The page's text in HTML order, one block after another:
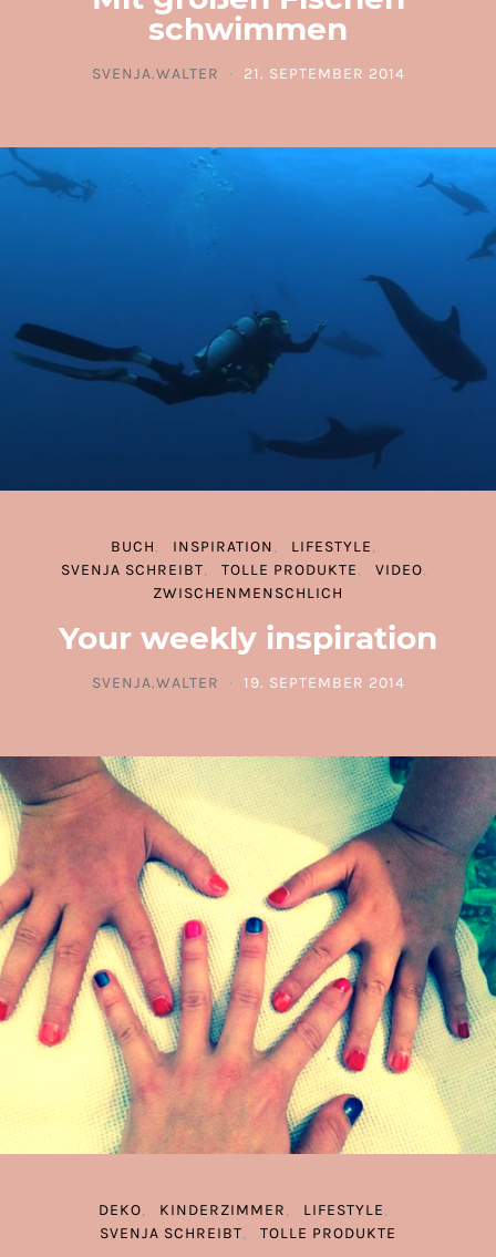
schwimmen
SVENJA.WALTER
POSTED ON
21. SEPTEMBER 2014
BUCH INSPIRATION
LIFESTYLE
SVENJA SCHREIBT
TOLLE PRODUKTE
VIDEO
ZWISCHENMENSCHLICH
Your weekly inspiration
SVENJA.WALTER
POSTED ON
19. SEPTEMBER 2014
DEKO KINDERZIMMER
LIFESTYLE
SVENJA SCHREIBT
TOLLE PRODUKTE